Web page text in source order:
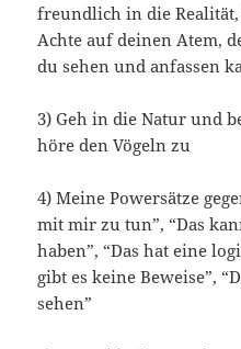
freundlich in die
Achte auf deinen Atem,
du sehen und anfassen
3) Geh in die Natur und
höre den Vögeln zu
4) Meine Powersätze
mit mir zu tun”, “Das
haben”, “Das hat eine
gibt es keine Beweise”,
sehen”